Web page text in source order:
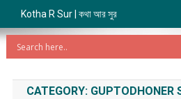
Kotha R Sur | কথা আর সুর
CATEGORY: GUPTODHONER